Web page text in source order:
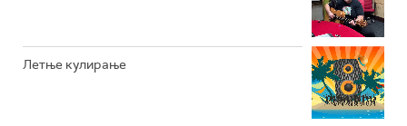
РАДИО ЏЕЗЕР
Летње кулирање